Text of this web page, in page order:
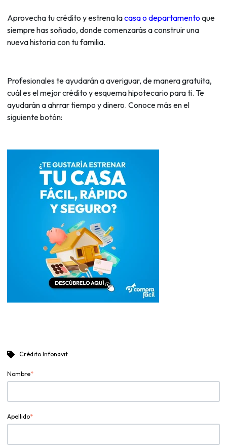
Aprovecha tu crédito y estrena lacasa o departamento que
siempre has soñado, donde comenzarás a construir una
nueva historia con tu familia.
Profesionales te ayudarán a averiguar, de manera gratuita,
cuál es el mejor crédito y esquema hipotecario para ti. Te
ayudarán a ahrrar tiempo y dinero. Conoce más en el
siguiente botón:
Crédito Infonavit
Nombre*
Apellido*